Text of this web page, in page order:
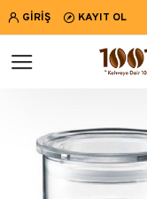
GIRIŞ KAYIT OL